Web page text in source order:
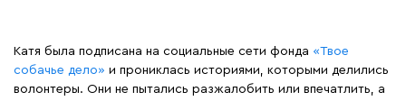
Катя была подписана на социальные сети фонда «Твое
собачье дело» и прониклась историями, которыми делились
волонтеры. Они не пытались разжалобить или впечатлить, а